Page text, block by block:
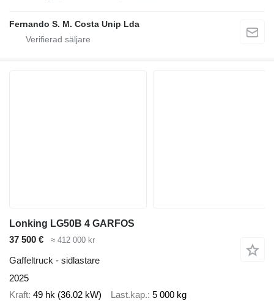
Fernando S. M. Costa Unip Lda
Lonking LG50B 4 GARFOS
37 500 €
≈ 412 000 kr
Gaffeltruck - sidlastare
2025
Kraft 49 hk (36.02 kW) Last.kap. 5 000 kg